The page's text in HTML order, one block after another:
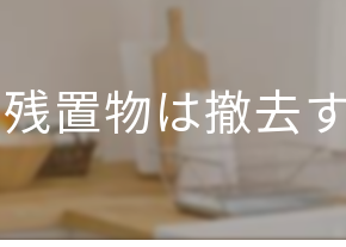
戸建て
空き家
マンション
置物は撤去